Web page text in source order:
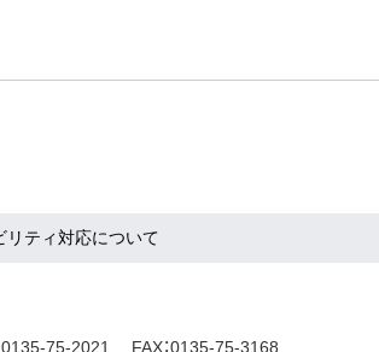
リティ対応について
0135-75-2021 FAX：0135-75-3168